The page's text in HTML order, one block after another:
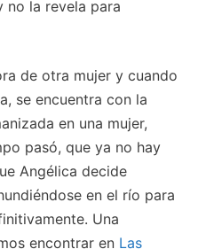
no la revela para
de otra mujer y cuando
se encuentra con la
en una mujer,
pasó, que ya no hay
Angélica decide
en el río para
Una
encontrar en Las